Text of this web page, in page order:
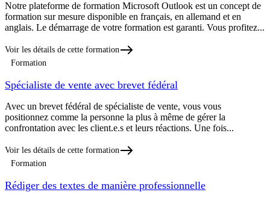
Notre plateforme de formation Microsoft Outlook est un concept de
formation sur mesure disponible en français, en allemand et en
anglais. Le démarrage de votre formation est garanti. Vous profitez...
Voir les détails de cette formation
Formation
Spécialiste de vente avec brevet fédéral
Avec un brevet fédéral de spécialiste de vente, vous vous
positionnez comme la personne la plus à même de gérer la
confrontation avec les client.e.s et leurs réactions. Une fois...
Voir les détails de cette formation
Formation
Rédiger des textes de manière professionnelle